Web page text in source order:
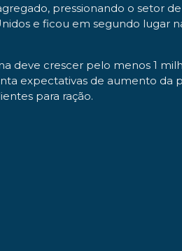
pressionando o setor
e ficou em segundo lugar
crescer pelo menos 1
expectativas de aumento da
para ração.